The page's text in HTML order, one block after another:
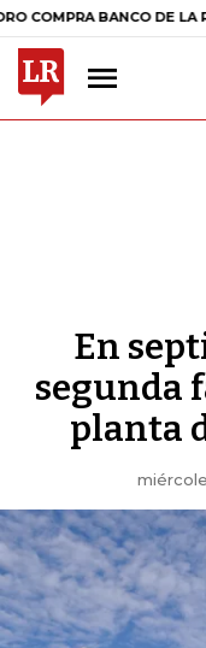
BANCO DE LA
En
segunda
planta